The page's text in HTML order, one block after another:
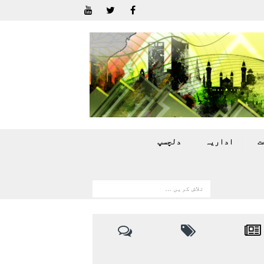
اداريہ دلچسپ